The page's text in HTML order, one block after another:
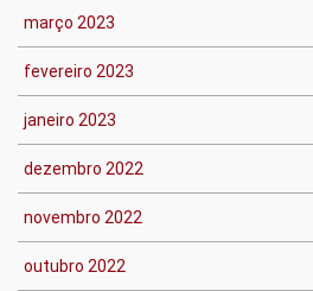
março 2023
fevereiro 2023
janeiro 2023
dezembro 2022
novembro 2022
outubro 2022